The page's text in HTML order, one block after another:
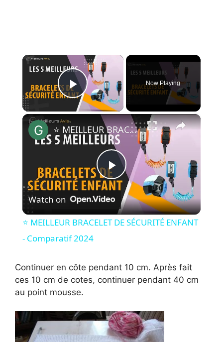
×
Play Video
Now Playing
×
P
y
i
⭐️ MEILLEUR BRACELET DE SÉCURITÉ ENFANT - Comparatif 2024
Watch on
⭐️ MEILLEUR BRACELET DE SÉCURITÉ ENFANT
- Comparatif 2024
Continuer en côte pendant 10 cm. Après fait
ces 10 cm de cotes, continuer pendant 40 cm
au point mousse.